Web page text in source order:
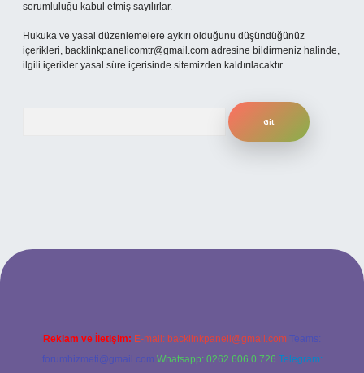
sorumluluğu kabul etmiş sayılırlar.
Hukuka ve yasal düzenlemelere aykırı olduğunu düşündüğünüz
içerikleri, backlinkpanelicomtr@gmail.com adresine bildirmeniz halinde,
ilgili içerikler yasal süre içerisinde sitemizden kaldırılacaktır.
giriş
Reklam ve İletişim: E-mail: backlinkpaneli@gmail.com Teams:
forumhizmeti@gmail.com Whatsapp: 0262 606 0 726 Telegram: